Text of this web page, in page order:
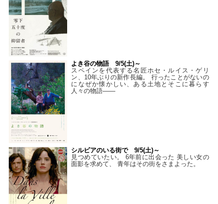
よき谷の物語 9/5(土)～
スペインを代表する名匠ホセ・ルイス・ゲリ
ン、10年ぶりの新作長編。 行ったことがないの
になぜか懐かしい、ある土地とそこに暮らす
人々の物語――
シルビアのいる街で 9/5(土)～
見つめていたい。 6年前に出会った 美しい女の
面影を求めて、 青年はその街をさまよった。